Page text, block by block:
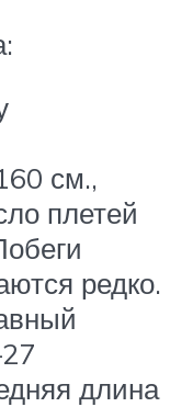
см.,
плетей
редко.
длина